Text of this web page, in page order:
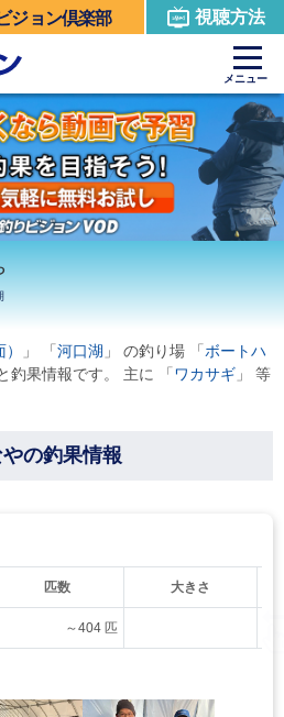
ジョン倶楽部 視聴方法
メニュー
」 「 河口湖 」 の釣り場 「 ボートハ
釣果情報です。 主に 「 ワカサギ 」 等
の釣果情報
匹数 大きさ
～404 匹